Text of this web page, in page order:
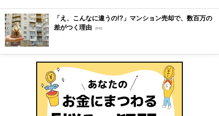
「え、こんなに違うの!?」マンション売却で、数百万の
差がつく理由 [PR]